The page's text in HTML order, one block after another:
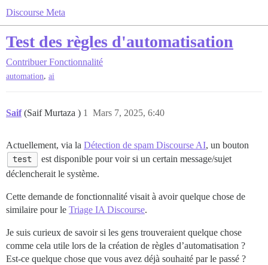
Discourse Meta
Test des règles d'automatisation
Contribuer Fonctionnalité
automation, ai
Saif (Saif Murtaza ) Mars 7, 2025, 6:40
1
Actuellement, via la Détection de spam Discourse AI, un bouton
test
est disponible pour voir si un certain message/sujet
déclencherait le système.
Cette demande de fonctionnalité visait à avoir quelque chose de
similaire pour le Triage IA Discourse.
Je suis curieux de savoir si les gens trouveraient quelque chose
comme cela utile lors de la création de règles d’automatisation ?
Est-ce quelque chose que vous avez déjà souhaité par le passé ?